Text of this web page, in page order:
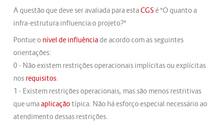
A questão que deve ser avaliada para estaCGS é "O quanto a
infra-estrutura influencia o projeto?"
Pontue o nível de influênciade acordo com as seguintes
orientações:
0 - Não existem restrições operacionais implícitas ou explícitas
nos requisitos.
1 - Existem restrições operacionais, mas são menos restritivas
que umaaplicaçãotípica. Não há esforço especial necessário ao
atendimento dessas restrições.